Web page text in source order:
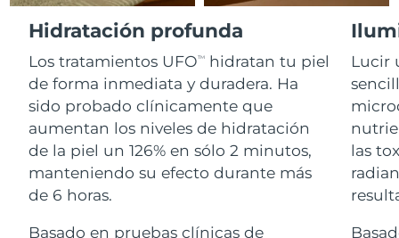
Hidratación profunda
Los tratamientos UFOTM
hidratan tu piel
de forma inmediata y duradera. Ha
sido probado clínicamente que
aumentan los niveles de hidratación
de la piel un 126% en sólo 2 minutos,
manteniendo su efecto durante más
de 6 horas.
Basado en pruebas clínicas de
Lucir
las
For healthy hair
Cosméticos Hombres
Comprar todo
Israel Entrega prevista 8/15/26
Italia Entrega prevista 8/11/26
Japón Entrega prevista 8/14/26
Jersey Entrega prevista 8/16/26
Kazajistán 8/13/26
Kuwait Entrega prevista 8/11/26